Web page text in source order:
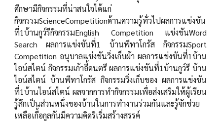
ศึกษามีกิจกรรมที่น่าสนใจได้แก่
กิจกรรมScienceCompetitionด้านความรู้ทั่วไปผลการแข่งขัน
ที่1บ้านกูว์รีกิจกรรมEnglish Competition แข่งขันWord
Search ผลการแข่งขันที่1 บ้านพีทาโกรัส กิจกรรมSport
Competition อนุบาลแข่งขันวิ่งเก็บผ้า ผลการแข่งขันที่1บ้าน
ไอน์สไตน์ กิจกรรมเก้าอี้ดนตรี ผลการแข่งขันที่1บ้านกูว์รี บ้าน
ไอน์สไตน์ บ้านพีทาโกรัส กิจกรรมวิ่งเก็บของ ผลการแข่งขัน
ที่1บ้านไอน์สไตน์ ผลจากการทำกิจกรรมเพื่อส่งเสริมให้ผู้เรียน
รู้สึกเป็นส่วนหนึ่งของบ้านในการทำงานร่วมกันและรู้จักช่วย
เหลือเกื้อกูลกันมีความคิดริเริ่มสร้างสรรค์